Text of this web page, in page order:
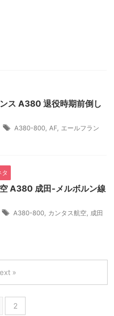
ス A380 退役時期前倒し
A380-800 AF
エールフラン
タ
A380 成田-メルボルン線
A380-800 カンタス航空 成田
2
»